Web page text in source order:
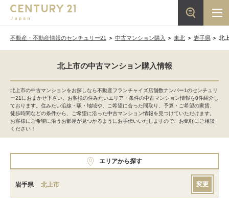
不動産・不動産情報のセンチュリー21 中古マンション購入 東北 岩手県 北
北上市の中古マンション購入情報
北上市の中古マンションをお探しなら不動産フランチャイズ店舗数ナンバー1のセンチュリ
ー21におまかせ下さい。お客様の住みたいエリア・条件の中古マンション情報を0件紹介し
ております。住みたい沿線・駅・地域や、ご希望に合った間取り、予算・ご希望の家賃、
徒歩時間などの条件から、ご希望に沿った中古マンション情報を見つけていただけます。
お客様にご希望に沿うお部屋が見つかるようにお手伝いいたしますので、お気軽にご相談
ください！
エリアから探す
岩手県 北上市 変更